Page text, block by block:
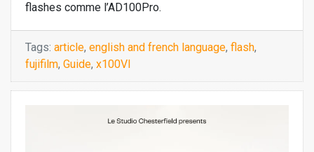
flashes comme l’AD100Pro.
Tags: article, english and french language, flash,
fujifilm, Guide, x100VI